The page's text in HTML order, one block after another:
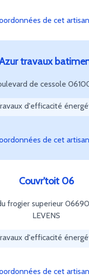
de cet
travaux
de cessole
d'efficacité
de cet
Couvr'toit 06
frogier superieur 06690
LEVENS
d'efficacité
de cet